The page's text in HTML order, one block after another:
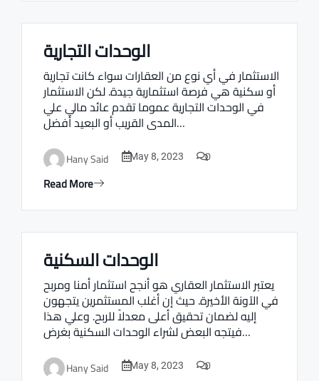
Real estate Estate ville
الوحدات التجارية
الاستثمار في أي نوع من العقارات سواء كانت تجارية
أو سكنية هي فرصة استثمارية جيدة. لكن الاستثمار
في الوحدات التجارية عموما تقدم عائد مالي علي
المدى القريب أو البعيد أفضل…
Hany Said May 8, 2023 0
Read More
Real estate Estate ville
الوحدات السكنية
يعتبر الاستثمار العقاري هو أنجح استثمار أمنا ومربح
في الآونة الأخيرة. حيث إن أغلب المستثمرين يتجهون
إليه لضمان تحقيق أعلى معدلاً للربح. وعلي هذا
فيتجه البعض لشراء الوحدات السكنية بغرض…
Hany Said May 8, 2023 0